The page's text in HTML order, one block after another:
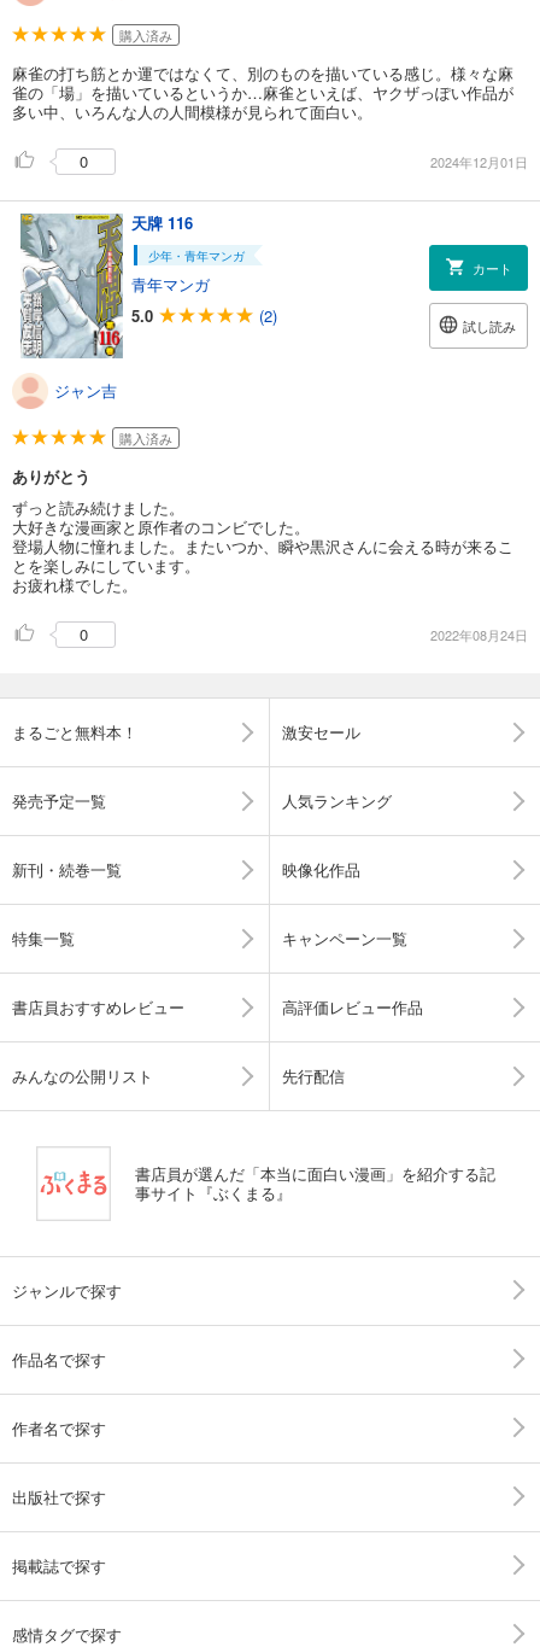
購入済み
麻雀の打ち筋とか運ではなくて、別のものを描いている感じ。様々な麻
雀の「場」を描いているというか…麻雀といえば、ヤクザっぽい作品が
多い中、いろんな人の人間模様が見られて面白い。
0 2024年12月01日
天牌 116
少年・青年マンガ
青年マンガ
5.0
(2)
カート
試し読み
ジャン吉
購入済み
ありがとう
ずっと読み続けました。
大好きな漫画家と原作者のコンビでした。
登場人物に憧れました。またいつか、瞬や黒沢さんに会える時が来るこ
とを楽しみにしています。
お疲れ様でした。
0 2022年08月24日
まるごと無料本！ 激安セール
発売予定一覧 人気ランキング
新刊・続巻一覧 映像化作品
特集一覧 キャンペーン一覧
書店員おすすめレビュー 高評価レビュー作品
みんなの公開リスト 先行配信
書店員が選んだ「本当に面白い漫画」を紹介する記
事サイト『ぶくまる』
ジャンルで探す
作品名で探す
作者名で探す
出版社で探す
掲載誌で探す
感情タグで探す